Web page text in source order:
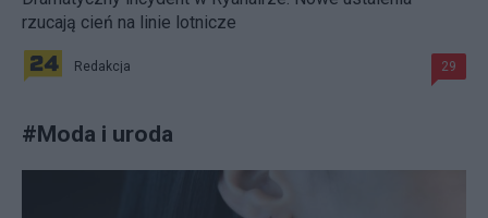
rzucają cień na linie lotnicze
Redakcja 29
#Moda i uroda